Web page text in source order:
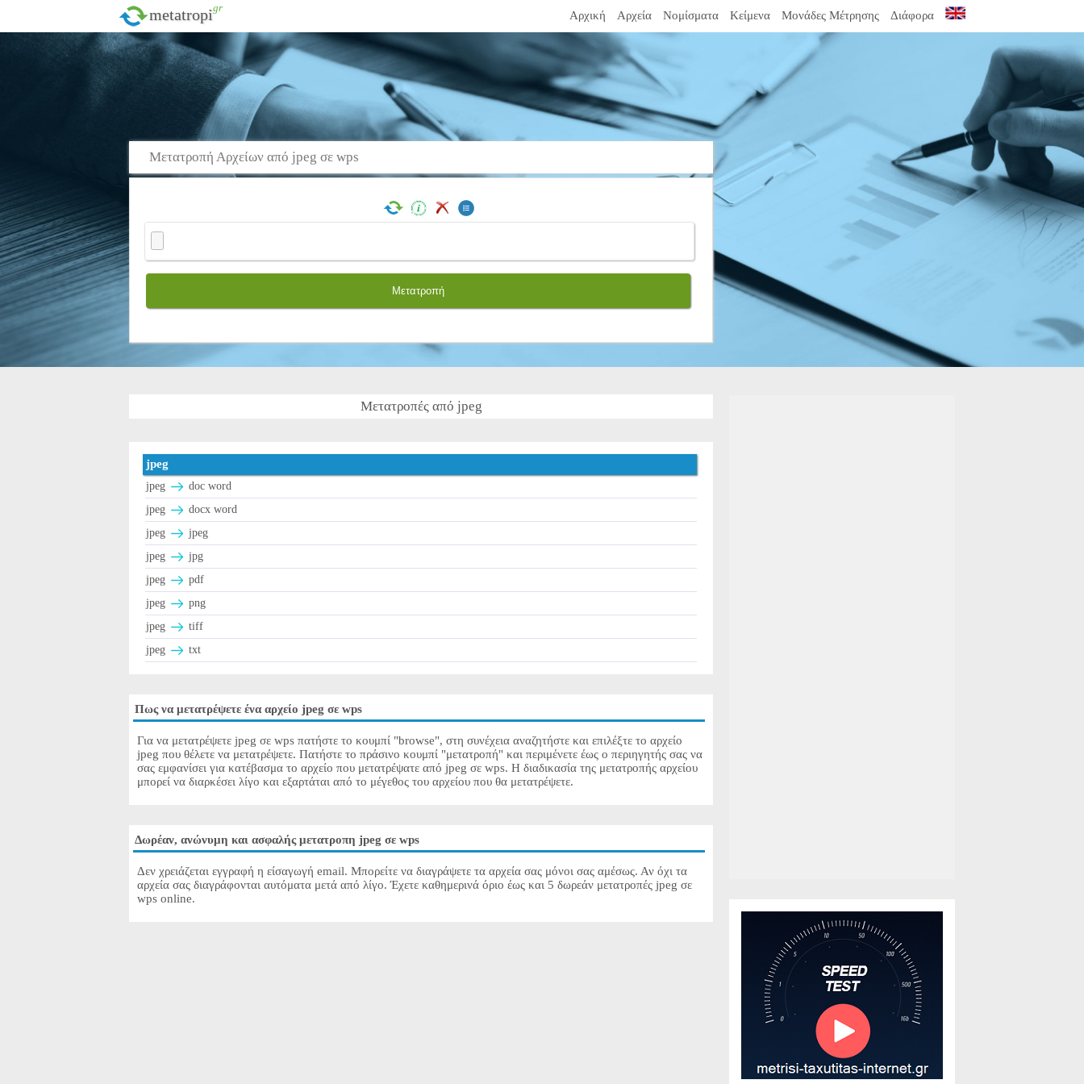
metatropi.gr
Αρχική Αρχεία Νομίσματα Κείμενα Μονάδες Μέτρησης Διάφορα
Μετατροπή Αρχείων από jpeg σε wps
Μετατροπή
Μετατροπές από jpeg
jpeg
jpeg
doc word
jpeg
docx word
jpeg
jpeg
jpeg
jpg
jpeg
pdf
jpeg
png
jpeg
tiff
jpeg
txt
Πως να μετατρέψετε ένα αρχείο jpeg σε wps
Για να μετατρέψετε jpeg σε wps πατήστε το κουμπί "browse", στη συνέχεια αναζητήστε και επιλέξτε το αρχείο
jpeg που θέλετε να μετατρέψετε. Πατήστε το πράσινο κουμπί "μετατροπή" και περιμένετε έως ο περιηγητής σας να
σας εμφανίσει για κατέβασμα το αρχείο που μετατρέψατε από jpeg σε wps. Η διαδικασία της μετατροπής αρχείου
μπορεί να διαρκέσει λίγο και εξαρτάται από το μέγεθος του αρχείου που θα μετατρέψετε.
Δωρέαν, ανώνυμη και ασφαλής μετατροπη jpeg σε wps
Δεν χρειάζεται εγγραφή η είσαγωγή email. Μπορείτε να διαγράψετε τα αρχεία σας μόνοι σας αμέσως. Αν όχι τα
αρχεία σας διαγράφονται αυτόματα μετά από λίγο. Έχετε καθημερινά όριο έως και 5 δωρεάν μετατροπές jpeg σε
wps online.